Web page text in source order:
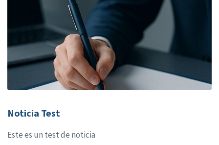
Noticia Test
Este es un test de noticia